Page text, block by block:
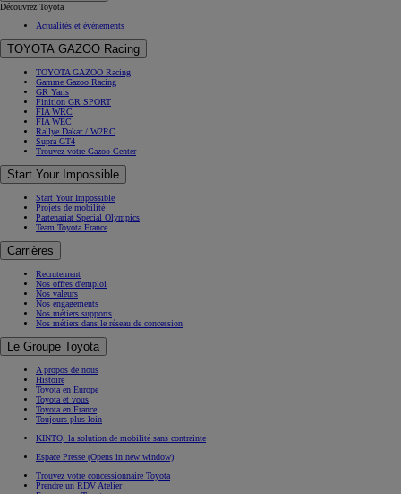
Découvrez Toyota
Actualités et évènements
TOYOTA GAZOO Racing
TOYOTA GAZOO Racing
Gamme Gazoo Racing
GR Yaris
Finition GR SPORT
FIA WRC
FIA WEC
Rallye Dakar / W2RC
Supra GT4
Trouvez votre Gazoo Center
Start Your Impossible
Start Your Impossible
Projets de mobilité
Partenariat Special Olympics
Team Toyota France
Carrières
Recrutement
Nos offres d'emploi
Nos valeurs
Nos engagements
Nos métiers supports
Nos métiers dans le réseau de concession
Le Groupe Toyota
A propos de nous
Histoire
Toyota en Europe
Toyota et vous
Toyota en France
Toujours plus loin
KINTO, la solution de mobilité sans contrainte
Espace Presse (Opens in new window)
Trouvez votre concessionnaire Toyota
Prendre un RDV Atelier